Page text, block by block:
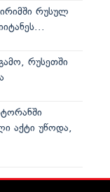
რუსულ
რუსეთში
აქტი უწოდა,